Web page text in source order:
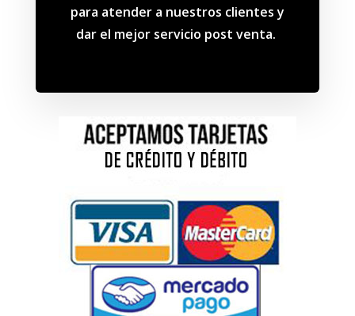
para atender a nuestros clientes y
dar el mejor servicio post venta.